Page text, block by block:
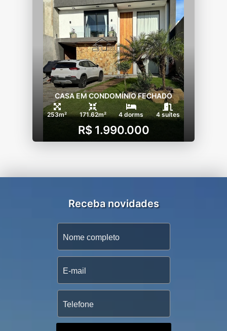
CASA EM CONDOMÍNIO FECHADO
253m² 171.62m² 4 dorms 4 suítes
R$ 1.990.000
Receba novidades